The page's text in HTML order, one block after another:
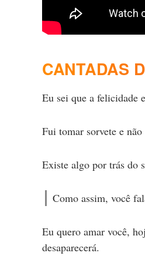
CANTADAS
Eu sei que a felicidade
Fui tomar sorvete e
Existe algo por trás do
Como assim, você
Eu quero amar você,
desaparecerá.